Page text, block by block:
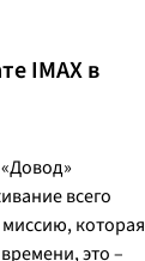
IMAX в
всего
которая
это –